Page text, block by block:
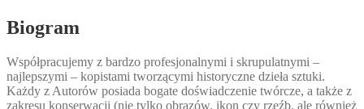
Biogram
Współpracujemy z bardzo profesjonalnymi i skrupulatnymi –
najlepszymi – kopistami tworzącymi historyczne dzieła sztuki.
Każdy z Autorów posiada bogate doświadczenie twórcze, a także z
zakresu konserwacji (nie tylko obrazów, ikon czy rzeźb, ale również